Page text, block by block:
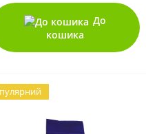
До
кошика